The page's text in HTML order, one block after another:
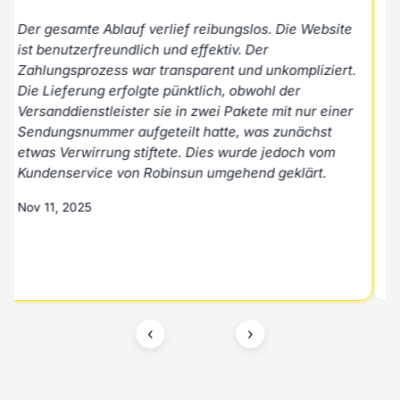
Der gesamte Ablauf verlief reibungslos. Die Website
ist benutzerfreundlich und effektiv. Der
Zahlungsprozess war transparent und unkompliziert.
Die Lieferung erfolgte pünktlich, obwohl der
Versanddienstleister sie in zwei Pakete mit nur einer
Sendungsnummer aufgeteilt hatte, was zunächst
etwas Verwirrung stiftete. Dies wurde jedoch vom
Kundenservice von Robinsun umgehend geklärt.
Nov 11, 2025
‹ ›